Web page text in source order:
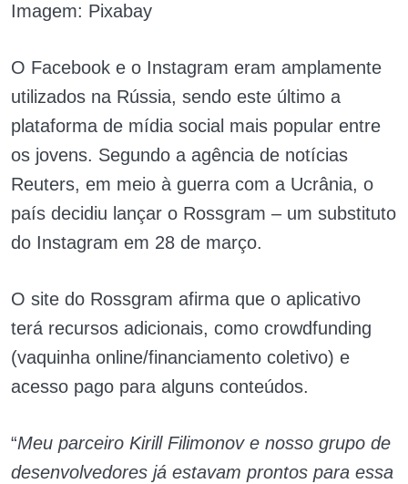
Imagem: Pixabay
O Facebook e o Instagram eram amplamente
utilizados na Rússia, sendo este último a
plataforma de mídia social mais popular entre
os jovens. Segundo a agência de notícias
Reuters, em meio à guerra com a Ucrânia, o
país decidiu lançar o Rossgram – um substituto
do Instagram em 28 de março.
O site do Rossgram afirma que o aplicativo
terá recursos adicionais, como crowdfunding
(vaquinha online/financiamento coletivo) e
acesso pago para alguns conteúdos.
“Meu parceiro Kirill Filimonov e nosso grupo de
desenvolvedores já estavam prontos para essa